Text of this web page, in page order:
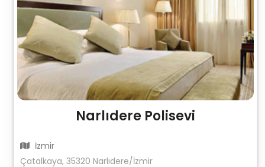
Narlıdere Polisevi
İzmir
Çatalkaya, 35320 Narlıdere/İzmir